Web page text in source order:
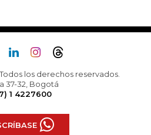
los derechos reservados.
37-32, Bogotá
1 4227600